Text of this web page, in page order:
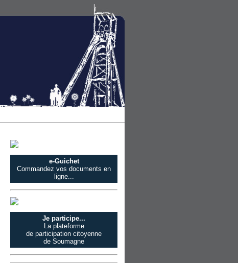
e-Guichet
Commandez vos documents en
ligne...
Je participe...
La plateforme
de participation citoyenne
de Soumagne